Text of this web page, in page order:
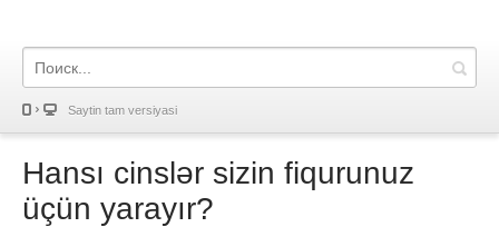
Saytin tam versiyasi
Hansı cinslər sizin fiqurunuz
üçün yarayır?